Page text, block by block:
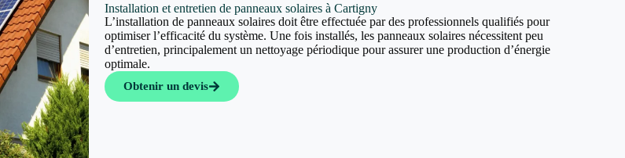
Installation et entretien de panneaux solaires à Cartigny
L’installation de panneaux solaires doit être effectuée par des professionnels qualifiés pour
optimiser l’efficacité du système. Une fois installés, les panneaux solaires nécessitent peu
d’entretien, principalement un nettoyage périodique pour assurer une production d’énergie
optimale.
Obtenir un devis